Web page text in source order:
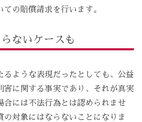
の賠償請求を行います。
ないケースも
るような表現だったとしても、公益
害に関する事実であり、それが真実
合には不法行為とは認められませ
の対象にはならないことになりま